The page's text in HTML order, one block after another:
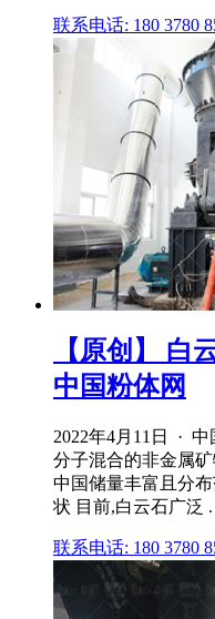
联系电话: 180 3780
【原创】 白
中国粉体网
2022年4月11日 ·
分子混合的非金属矿
中国储量丰富且分
状 目前,白云石广泛 .
联系电话: 180 3780